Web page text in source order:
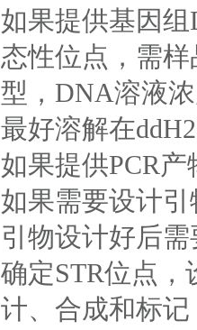
如果提供基因
态性位点，需样
型，DNA溶液
最好溶解在
如果提供PCR
如果需要设计
引物设计好后
确定STR位点
计、合成和标